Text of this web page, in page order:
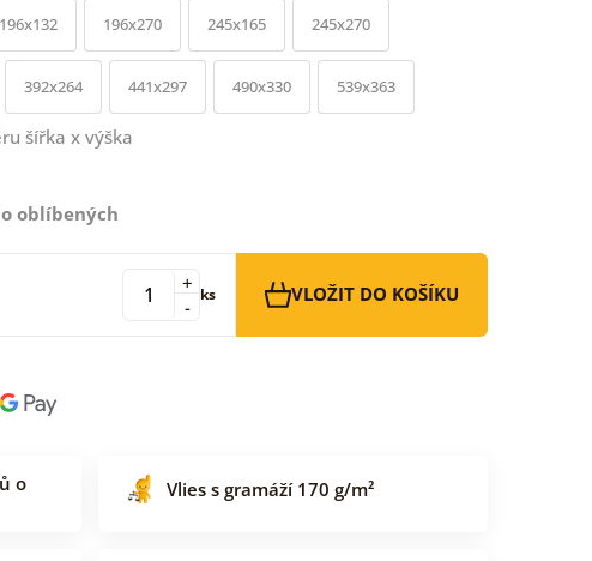
196x132 196x270 245x165 245x270
392x264 441x297 490x330 539x363
šířka x výška
oblíbených
-
+ ks VLOŽIT DO KOŠÍKU
o
Vlies s gramáží 170 g/m²